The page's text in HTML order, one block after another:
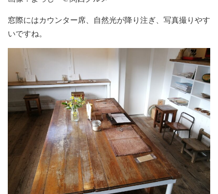
窓際にはカウンター席、自然光が降り注ぎ、写真撮りやす
いですね。